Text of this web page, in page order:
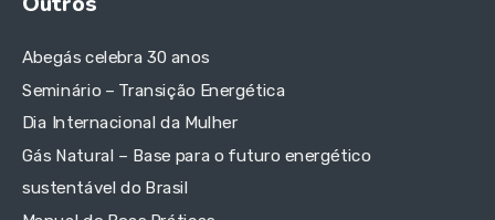
Abegás celebra 30 anos
Seminário – Transição Energética
Dia Internacional da Mulher
Gás Natural – Base para o futuro energético
sustentável do Brasil